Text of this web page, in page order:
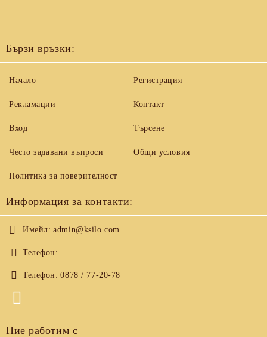
Бързи връзки:
Начало
Рекламации
Вход
Често задавани въпроси
Регистрация
Контакт
Търсене
Общи условия
Политика за поверителност
Информация за контакти:
Имейл: admin@ksilo.com
Телефон:
Телефон: 0878 / 77-20-78
Ние работим с